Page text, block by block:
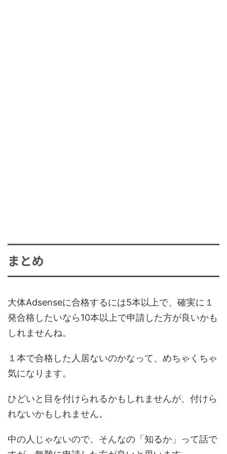
まとめ
大体Adsenseに合格するには5本以上で、確実に１
発合格したいなら10本以上で申請した方が良いかも
しれませんね。
１本で合格した人居ないのかなって、めちゃくちゃ
気になります。
ひどいと目を付けられるかもしれませんが、付けら
れないかもしれません。
中の人じゃないので、そんなの「知るか」って話で